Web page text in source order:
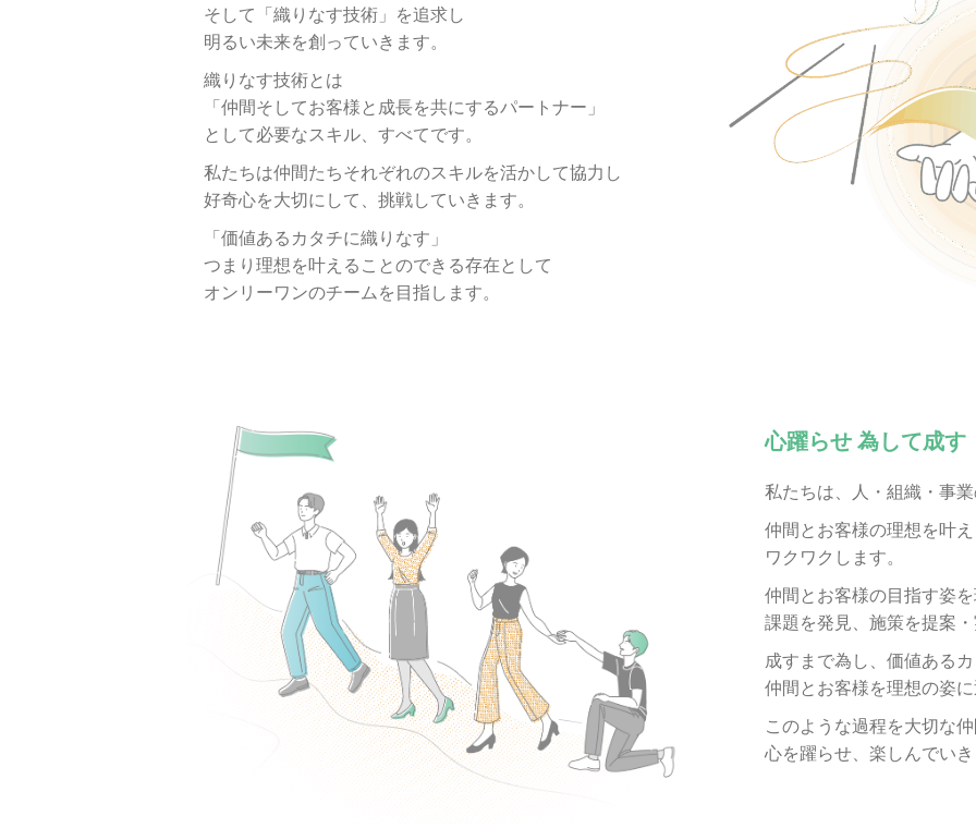
そして「織りなす技術」を追求し
明るい未来を創っていきます。
織りなす技術とは
「仲間そしてお客様と 成長を共にするパートナー」
として必要なスキル、すべてです。
私たちは仲間たちそれぞれのスキルを活かして協力し
好奇心を大切にして、 挑戦していきます。
「価値あるカタチに織りなす」
つまり理想を叶えることのできる存在として
オンリーワンのチームを目指します。
心躍らせ 為して成す
私たちは、
人・組織・事
仲間とお客様の理想を叶
ワクワクします。
仲間とお客様の目指す姿
課題を発見、施策を提案
成すまで為し、価値ある
仲間とお客様を理想の姿
このような過程を大切な
心を躍らせ、 楽しんでい